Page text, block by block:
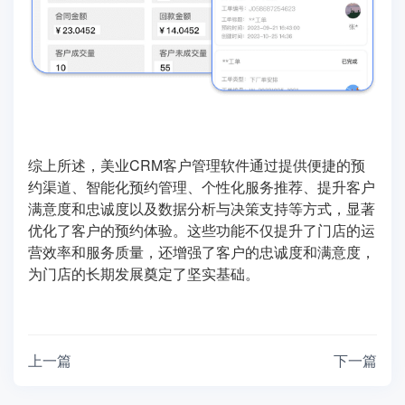
综上所述，美业CRM客户管理软件通过提供便捷的预
约渠道、智能化预约管理、个性化服务推荐、提升客户
满意度和忠诚度以及数据分析与决策支持等方式，显著
优化了客户的预约体验。这些功能不仅提升了门店的运
营效率和服务质量，还增强了客户的忠诚度和满意度，
为门店的长期发展奠定了坚实基础。
上一篇 下一篇